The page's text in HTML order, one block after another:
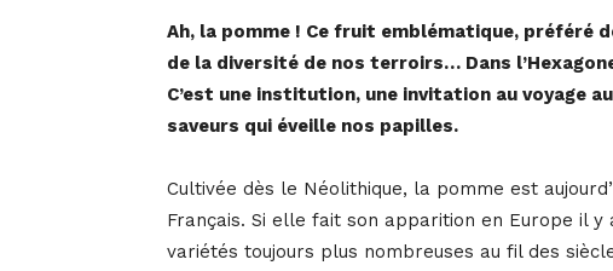
Ah, la pomme ! Ce fruit emblématique, préféré
de la diversité de nos terroirs… Dans
C’est une institution, une invitation au voyage
saveurs qui éveille nos papilles.
Cultivée dès le Néolithique, la pomme est
Français. Si elle fait son apparition en Europe il
variétés toujours plus nombreuses au fil des